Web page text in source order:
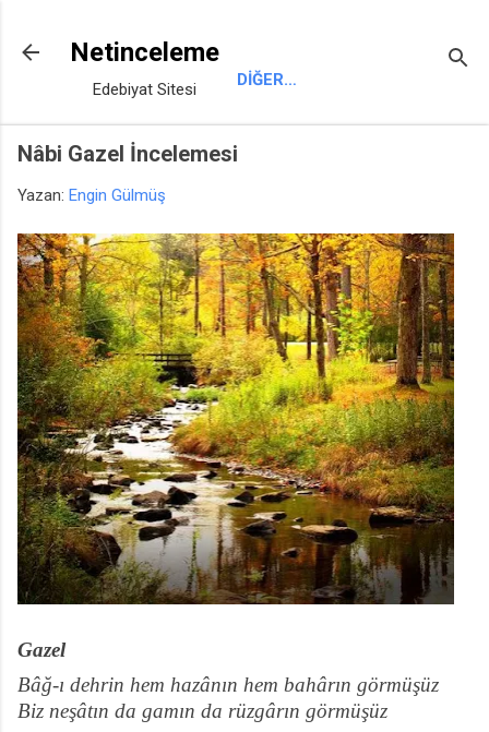
Netinceleme
Edebiyat Sitesi DIĞER…
Nâbi Gazel İncelemesi
Yazan: Engin Gülmüş
Gazel
Bâğ-ı dehrin hem hazânın hem bahârın görmüşüz
Biz neşâtın da gamın da rüzgârın görmüşüz